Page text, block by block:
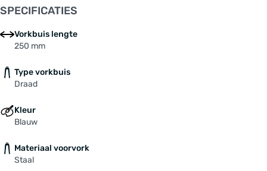
SPECIFICATIES
Vorkbuis lengte
250 mm
Type vorkbuis
Draad
Kleur
Blauw
Materiaal voorvork
Staal